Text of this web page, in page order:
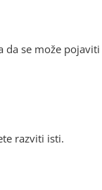
Sve na
se može
razviti isti.